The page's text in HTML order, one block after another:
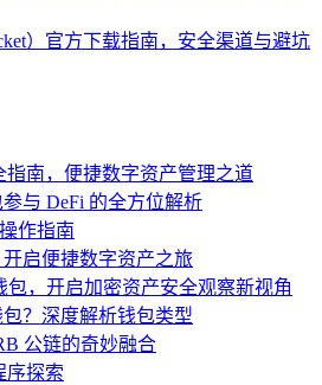
）官方下载指南，安全渠道与避坑
指南，便捷数字资产管理之道
与 DeFi 的全方位解析
作指南
启便捷数字资产之旅
包，开启加密资产安全观察新视角
？深度解析钱包类型
公链的奇妙融合
序探索